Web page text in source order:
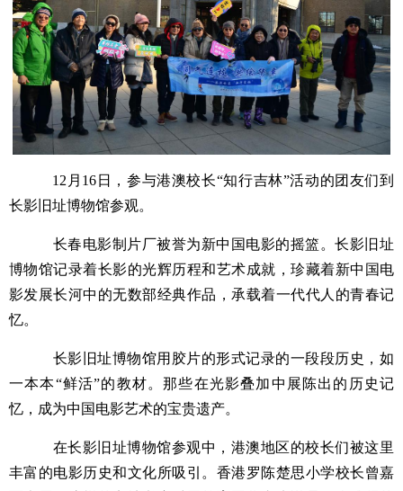
12月16日，参与港澳校长“知行吉林”活动的团友们到
长影旧址博物馆参观。
长春电影制片厂被誉为新中国电影的摇篮。长影旧址
博物馆记录着长影的光辉历程和艺术成就，珍藏着新中国电
影发展长河中的无数部经典作品，承载着一代代人的青春记
忆。
长影旧址博物馆用胶片的形式记录的一段段历史，如
一本本“鲜活”的教材。那些在光影叠加中展陈出的历史记
忆，成为中国电影艺术的宝贵遗产。
在长影旧址博物馆参观中，港澳地区的校长们被这里
丰富的电影历史和文化所吸引。香港罗陈楚思小学校长曾嘉